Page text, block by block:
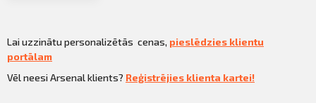
Lai uzzinātu personalizētās cenas, pieslēdzies klientu
portālam
Vēl neesi Arsenal klients? Reģistrējies klienta kartei!